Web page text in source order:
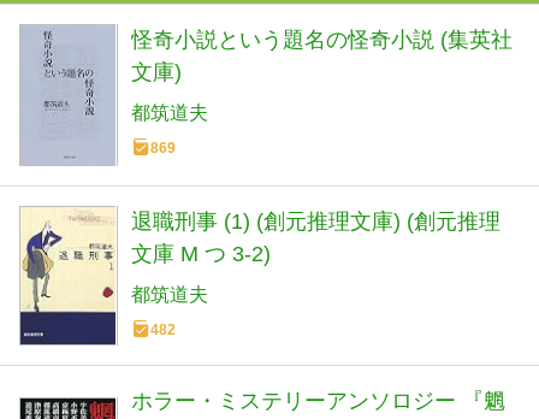
怪奇小説という題名の怪奇小説 (集英社
文庫)
都筑道夫
869
退職刑事 (1) (創元推理文庫) (創元推理
文庫 M つ 3-2)
都筑道夫
482
ホラー・ミステリーアンソロジー 『魍